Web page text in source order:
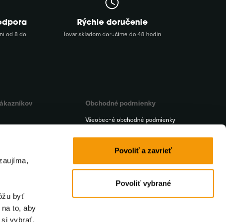
byť
to, aby
si vybrať.
Povoliť a zavrieť
Povoliť vybrané
od 8 do
Rýchle doručenie
Tovar skladom doručíme do 48 hodín
Obchodné podmienky
Všeobecné obchodné podmienky
Reklamačný poriadok
Ochrana osobných údajov